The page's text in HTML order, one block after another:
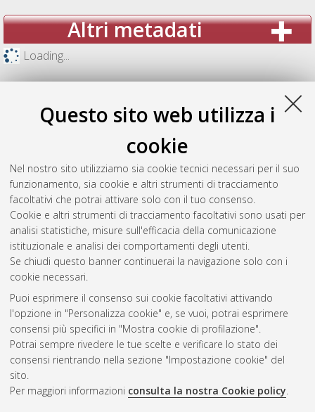
Questo sito web utilizza i
cookie
Nel nostro sito utilizziamo sia cookie tecnici necessari per il suo
funzionamento, sia cookie e altri strumenti di tracciamento
facoltativi che potrai attivare solo con il tuo consenso.
Cookie e altri strumenti di tracciamento facoltativi sono usati per
analisi statistiche, misure sull'efficacia della comunicazione
istituzionale e analisi dei comportamenti degli utenti.
Se chiudi questo banner continuerai la navigazione solo con i
cookie necessari.
Puoi esprimere il consenso sui cookie facoltativi attivando
l'opzione in "Personalizza cookie" e, se vuoi, potrai esprimere
consensi più specifici in "Mostra cookie di profilazione".
Potrai sempre rivedere le tue scelte e verificare lo stato dei
consensi rientrando nella sezione "Impostazione cookie" del
sito.
Per maggiori informazioni consulta la nostra Cookie policy.
Altri metadati
Loading...
Gestione del documento:
Atom
Rss 1.0
Rss 2.0
AMS Laurea